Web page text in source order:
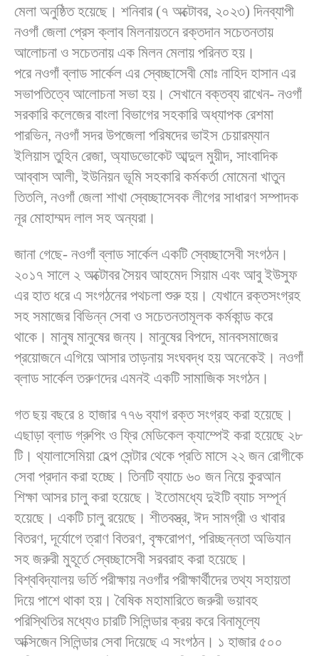
মেলা অনুষ্ঠিত হয়েছে। শনিবার (৭ অক্টোবর, ২০২৩) দিনব্যাপী
নওগাঁ জেলা প্রেস ক্লাব মিলনায়তনে রক্তদান সচেতনতায়
আলোচনা ও সচেতনায় এক মিলন মেলায় পরিনত হয়।
পরে নওগাঁ ব্লাড সার্কেল এর স্বেচ্ছাসেবী মোঃ নাহিদ হাসান এর
সভাপতিত্বে আলোচনা সভা হয়। সেখানে বক্তব্য রাখেন- নওগাঁ
সরকারি কলেজের বাংলা বিভাগের সহকারি অধ্যাপক রেশমা
পারভিন, নওগাঁ সদর উপজেলা পরিষদের ভাইস চেয়ারম্যান
ইলিয়াস তুহিন রেজা, অ্যাডভোকেট আব্দুল মুয়ীদ, সাংবাদিক
আব্বাস আলী, ইউনিয়ন ভূমি সহকারি কর্মকর্তা মোমেনা খাতুন
তিতলি, নওগাঁ জেলা শাখা স্বেচ্ছাসেবক লীগের সাধারণ সম্পাদক
নূর মোহাম্মদ লাল সহ অন্যরা।
জানা গেছে- নওগাঁ ব্লাড সার্কেল একটি স্বেচ্ছাসেবী সংগঠন।
২০১৭ সালে ২ অক্টোবর সৈয়ব আহমেদ সিয়াম এবং আবু ইউসুফ
এর হাত ধরে এ সংগঠনের পথচলা শুরু হয়। যেখানে রক্তসংগ্রহ
সহ সমাজের বিভিন্ন সেবা ও সচেতনতামূলক কর্মকান্ড করে
থাকে। মানুষ মানুষের জন্য। মানুষের বিপদে, মানবসমাজের
প্রয়োজনে এগিয়ে আসার তাড়নায় সংঘবদ্ধ হয় অনেকেই। নওগাঁ
ব্লাড সার্কেল তরুণদের এমনই একটি সামাজিক সংগঠন।
গত ছয় বছরে ৪ হাজার ৭৭৬ ব্যাগ রক্ত সংগ্রহ করা হয়েছে।
এছাড়া ব্লাড গ্রুপিং ও ফ্রি মেডিকেল ক্যাম্পেই করা হয়েছে ২৮
টি। থ্যালাসেমিয়া হেল্প সেন্টার থেকে প্রতি মাসে ২২ জন রোগীকে
সেবা প্রদান করা হচ্ছে। তিনটি ব্যাচে ৬০ জন নিয়ে কুরআন
শিক্ষা আসর চালু করা হয়েছে। ইতোমধ্যে দুইটি ব্যাচ সম্পূর্ন
হয়েছে। একটি চালু রয়েছে। শীতবস্ত্র, ঈদ সামগ্রী ও খাবার
বিতরণ, দূর্যোগে ত্রাণ বিতরণ, বৃক্ষরোপণ, পরিচ্ছন্নতা অভিযান
সহ জরুরী মুহূর্তে স্বেচ্ছাসেবী সরবরাহ করা হয়েছে।
বিশ্ববিদ্যালয় ভর্তি পরীক্ষায় নওগাঁর পরীক্ষার্থীদের তথ্য সহায়তা
দিয়ে পাশে থাকা হয়। বৈষিক মহামারিতে জরুরী ভয়াবহ
পরিস্থিতির মধ্যেও চারটি সিলিন্ডার ক্রয় করে বিনামূল্যে
অক্সিজেন সিলিন্ডার সেবা দিয়েছে এ সংগঠন। ১ হাজার ৫০০